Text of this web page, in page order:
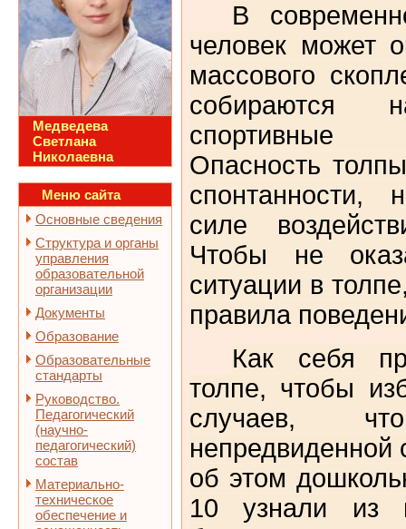
Медведева
Светлана
Николаевна
Меню сайта
Основные сведения
Структура и органы
управления
образовательной
организации
Документы
Образование
Образовательные
стандарты
Руководство.
Педагогический
(научно-
педагогический)
состав
Материально-
техническое
обеспечение и
В
человек может
массового
собираются
спортивные
Опасность
спонтанности,
силе
Чтобы не
ситуации в
правила
Как себя
толпе, чтобы
случаев,
непредвиденной
об этом
10 узнали из